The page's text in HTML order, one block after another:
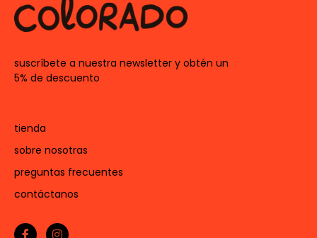
suscríbete a nuestra newsletter y obtén un
5% de descuento
tienda
sobre nosotras
preguntas frecuentes
contáctanos